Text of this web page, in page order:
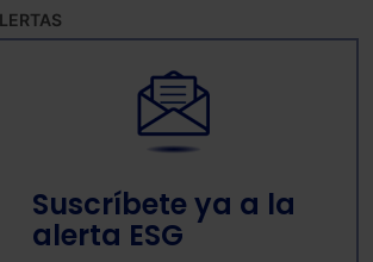
Suscríbete ya a la
alerta ESG